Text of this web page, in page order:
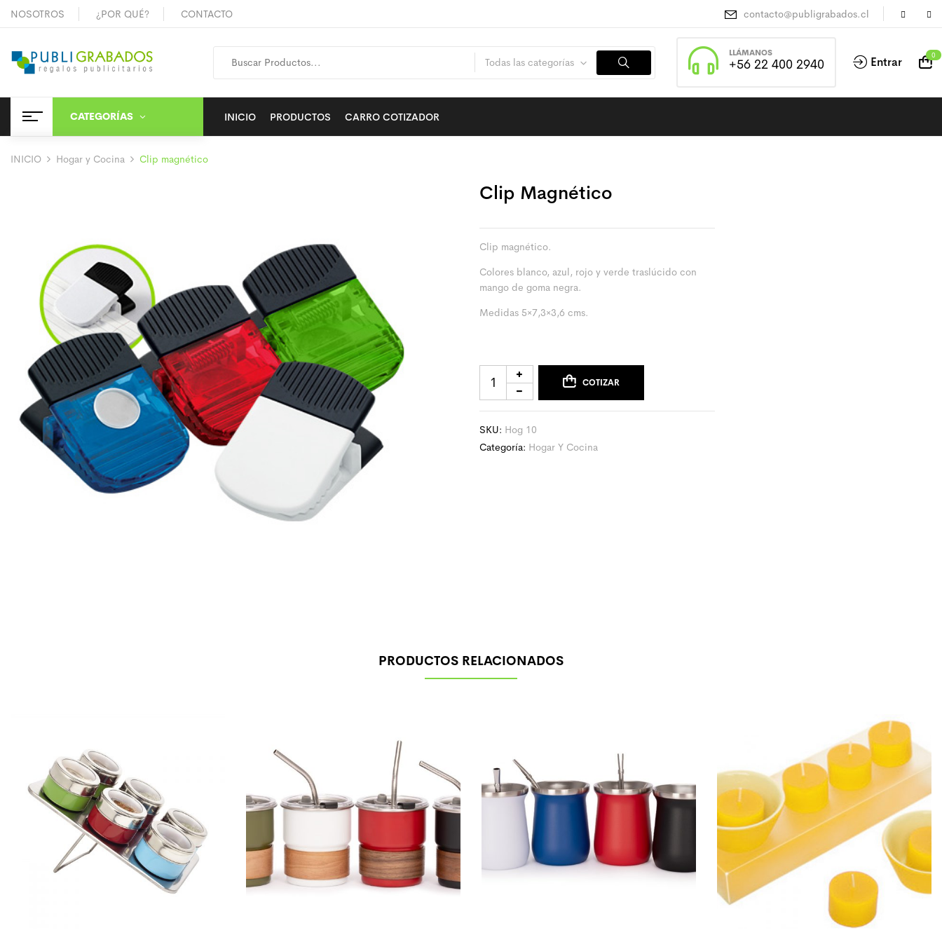
NOSOTROS ¿POR QUÉ? CONTACTO contacto@publigrabados.cl
Todas las categorías
LLÁMANOS
+56 22 400 2940 Entrar 0
CATEGORÍAS INICIO PRODUCTOS CARRO COTIZADOR
INICIO Hogar y Cocina Clip magnético
Clip Magnético
Clip magnético.
Colores blanco, azul, rojo y verde traslúcido con
mango de goma negra.
Medidas 5×7,3×3,6 cms.
COTIZAR
SKU: Hog 10
Categoría: Hogar Y Cocina
PRODUCTOS RELACIONADOS